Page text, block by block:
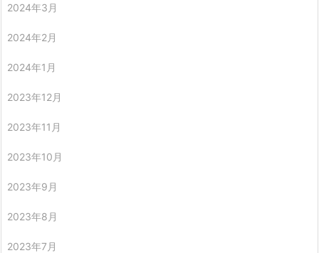
2024年3月
2024年2月
2024年1月
2023年12月
2023年11月
2023年10月
2023年9月
2023年8月
2023年7月